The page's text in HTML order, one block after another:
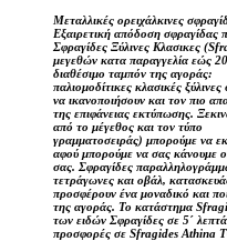
Μεταλλικές ορειχάλκινες
Εξαιρετική απόδοση σφραγίδας
Σφραγίδες Ξύλινες Κλασικες
μεγεθών κατα παραγγελία εώς
διαθέσιμο ταμπόν της αγοράς:
παλιομοδίτικες κλασικές
να ικανοποιήσουν και τον πιο
της επιφάνειας εκτύπωσης.
από το μέγεθος και τον τύπο
γραμματοσειράς) μπορούμε να
αφού μπορούμε να σας κάνουμε
σας. Σφραγίδες
τετράγωνες και οβάλ,
προσφέρουν ένα μοναδικό και
της αγοράς. Το κατάστημα
των ειδών Σφραγίδες σε 5΄
προσφορές σε Sfragides Athina